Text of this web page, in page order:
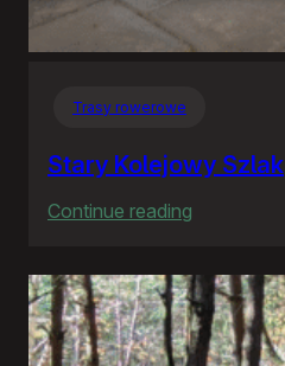
Trasy rowerowe
Stary Kolejowy Szlak
Continue reading
Kolejowy
Szlak